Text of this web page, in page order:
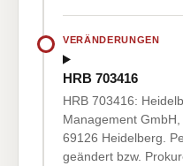
VERÄNDERUNGEN
HRB 703416
HRB 703416:
Management
69126 Heidelberg.
geändert bzw.